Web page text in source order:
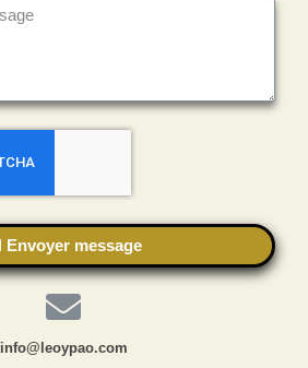
Envoyer message
info@leoypao.com